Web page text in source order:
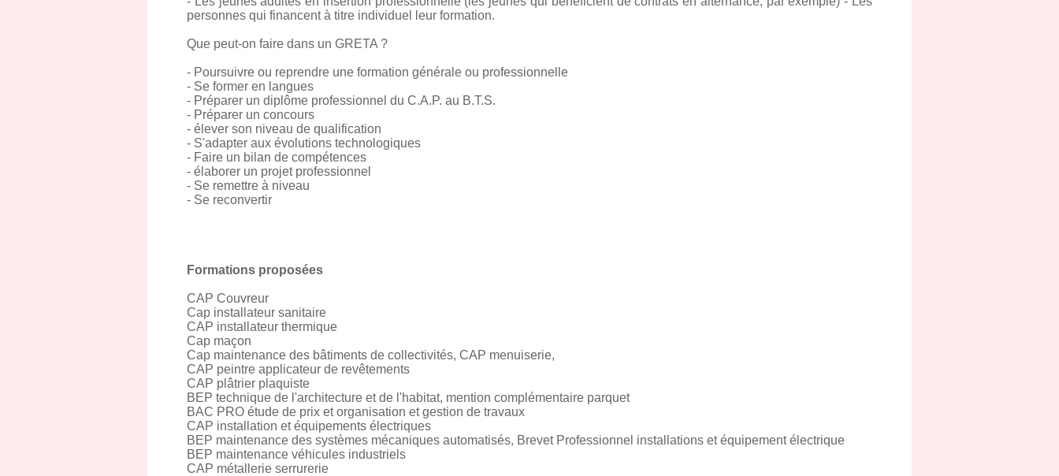
personnes qui financent à titre individuel leur formation.
Que peut-on faire dans un GRETA ?
- Poursuivre ou reprendre une formation générale ou professionnelle
- Se former en langues
- Préparer un diplôme professionnel du C.A.P. au B.T.S.
- Préparer un concours
- élever son niveau de qualification
- S'adapter aux évolutions technologiques
- Faire un bilan de compétences
- élaborer un projet professionnel
- Se remettre à niveau
- Se reconvertir
Formations proposées
CAP Couvreur
Cap installateur sanitaire
CAP installateur thermique
Cap maçon
Cap maintenance des bâtiments de collectivités, CAP menuiserie,
CAP peintre applicateur de revêtements
CAP plâtrier plaquiste
BEP technique de l'architecture et de l'habitat, mention complémentaire parquet
BAC PRO étude de prix et organisation et gestion de travaux
CAP installation et équipements électriques
BEP maintenance des systèmes mécaniques automatisés, Brevet Professionnel installations et équipement électrique
BEP maintenance véhicules industriels
CAP métallerie serrurerie